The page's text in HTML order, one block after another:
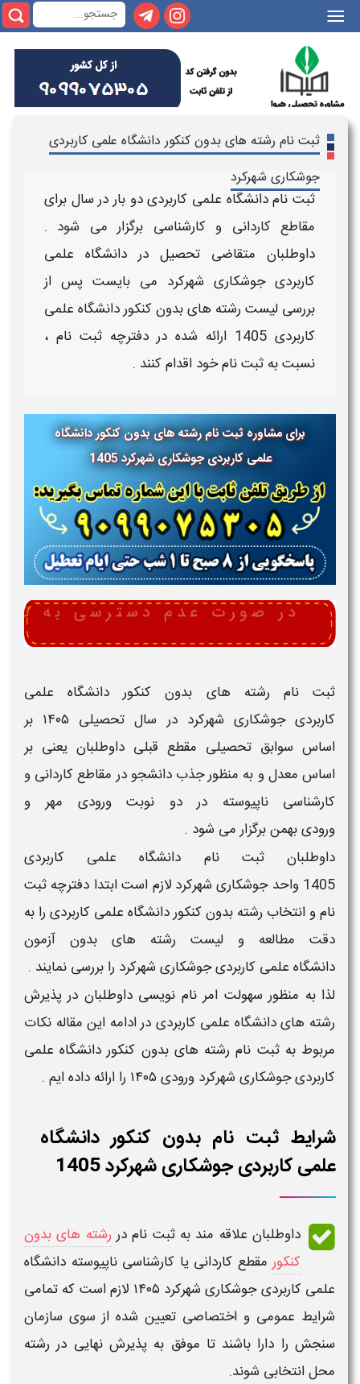
|||
ثبت نام رشته های بدون کنکور دانشگاه علمی کاربردی
جوشكاری شهركرد
ثبت نام دانشگاه علمی کاربردیدو بار در سال برای
مقاطع کاردانی و کارشناسی برگزار می شود .
داوطلبان متقاضی تحصیل در دانشگاه علمی
کاربردی جوشکاری شهرکرد می بایست پس از
بررسی لیست رشته های بدون کنکور دانشگاه علمی
کاربردی 1405
ارائه شده در دفترچه ثبت نام ،
نسبت به ثبت نام خود اقدام کنند .
برای مشاوره ثبت نام رشته های بدون کنکور دانشگاه
علمی کاربردی جوشکاری شهرکرد 1405
ثبت نام رشته های بدون کنکور دانشگاه علمی
کاربردی جوشکاری شهرکرد در سال تحصیلی ۱۴۰۵
بر
اساس سوابق تحصیلی مقطع قبلی داوطلبان یعنی بر
اساس معدل و به منظور جذب دانشجو در مقاطع کاردانی و
کارشناسی ناپیوسته در دو نوبت ورودی مهر و
ورودیبهمنبرگزار می شود .
داوطلبانثبت نام دانشگاه علمی کاربردی
1405 واحدجوشکاری شهرکردلازم است ابتدا دفترچه ثبت
نام و انتخاب رشته بدون کنکور دانشگاه علمی کاربردی را به
دقت مطالعه و لیست رشته های بدون آزمون
دانشگاه علمی کاربردی جوشکاری شهرکرد را بررسی نمایند .
لذا به منظور سهولت امر نام نویسی داوطلبان در پذیرش
رشته های دانشگاه علمی کاربردی در ادامه این مقاله نکات
مربوط بهثبت نام رشته های بدون کنکور دانشگاه علمی
کاربردی جوشکاری شهرکرد ورودی ۱۴۰۵
را ارائه داده ایم .
شرایط ثبت نام بدون کنکور دانشگاه
علمی کاربردی جوشکاری شهرکرد 1405
داوطلبان علاقه مند به ثبت نام در رشته های بدون
کنکور مقطع کاردانی یا کارشناسی ناپیوسته دانشگاه
علمی کاربردی جوشکاری شهرکرد ۱۴۰۵
لازم است که تمامی
شرایط عمومی و اختصاصی تعیین شده از سوی سازمان
سنجش را دارا باشند تا موفق به پذیرش نهایی در رشته
محل انتخابی شوند.